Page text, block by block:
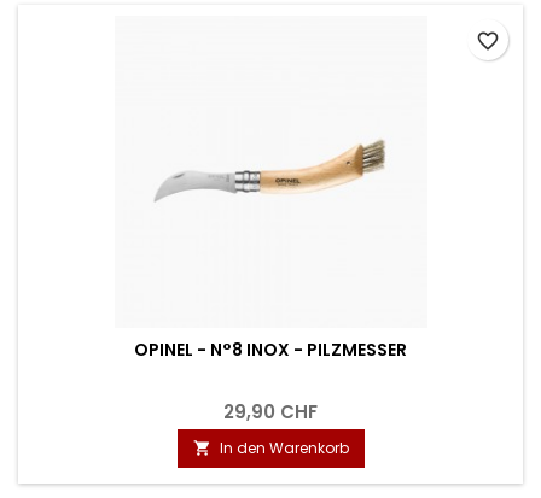
OPINEL - N°8 INOX - PILZMESSER
29,90 CHF
 In den Warenkorb
favorite_border